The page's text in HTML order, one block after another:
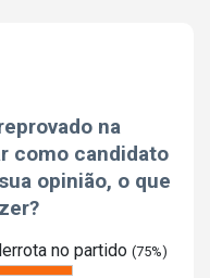
na
como candidato
opinião, o que
no partido (75%)